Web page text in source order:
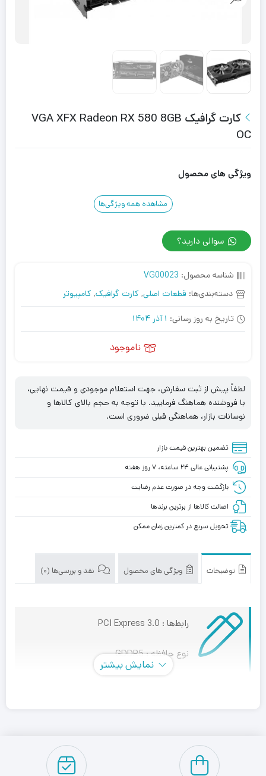
کارت گرافیک VGA XFX Radeon RX 580 8GB
OC
ویژگی های محصول
مشاهده همه ویژگی‌ها
سوالی دارید؟
شناسه محصول: VG00023
دسته‌بندی‌ها: قطعات اصلی, کارت گرافیک, کامپیوتر
تاریخ به روز رسانی: 1 آذر 1404
ناموجود
لطفاً پیش از ثبت سفارش، جهت استعلام موجودی و قیمت نهایی،
با فروشنده هماهنگ فرمایید. با توجه به حجم بالای کالاها و
نوسانات بازار، هماهنگی قبلی ضروری است.
تضمین بهترین قیمت بازار
پشتیبانی عالی ۲۴ ساعته، ۷ روز هفته
بازگشت وجه در صورت عدم رضایت
اصالت کالاها از برترین برندها
تحویل سریع در کمترین زمان ممکن
توضیحات ویژگی های محصول نقد و بررسی‌ها (0)
رابط‌ها : PCI Express 3.0
نوع حافظه : GDDR5
DisplayPort : سه عدد
نمایش بیشتر